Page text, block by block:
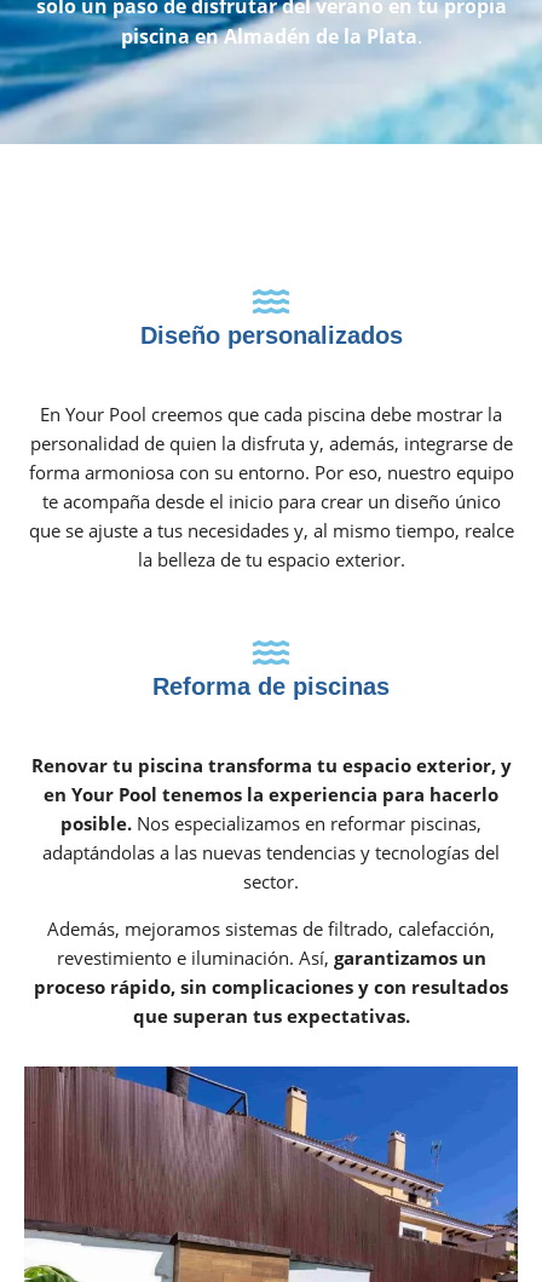
solo un paso de disfrutar del verano en tu propia
piscina en Almadén de la Plata.
Diseño personalizados
En Your Pool creemos que cada piscina debe mostrar la
personalidad de quien la disfruta y, además, integrarse de
forma armoniosa con su entorno. Por eso, nuestro equipo
te acompaña desde el inicio para crear un diseño único
que se ajuste a tus necesidades y, al mismo tiempo, realce
la belleza de tu espacio exterior.
Reforma de piscinas
Renovar tu piscina transforma tu espacio exterior, y
en Your Pool tenemos la experiencia para hacerlo
posible. Nos especializamos en reformar piscinas,
adaptándolas a las nuevas tendencias y tecnologías del
sector.
Además, mejoramos sistemas de filtrado, calefacción,
revestimiento e iluminación. Así, garantizamos un
proceso rápido, sin complicaciones y con resultados
que superan tus expectativas.